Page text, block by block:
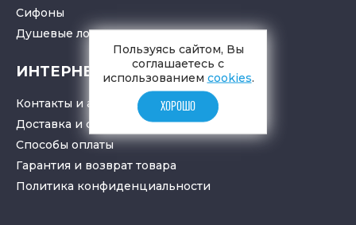
Cифоны
Душевые лоткиитрапы
ИНТЕРНЕТ-МАГАЗИН
Контакты и адрес
Доставка и самовывоз
Способы оплаты
Гарантия и возврат товара
Политика конфиденциальности
Пользуясь сайтом, Вы
соглашаетесь с
использованием cookies.
ХОРОШО